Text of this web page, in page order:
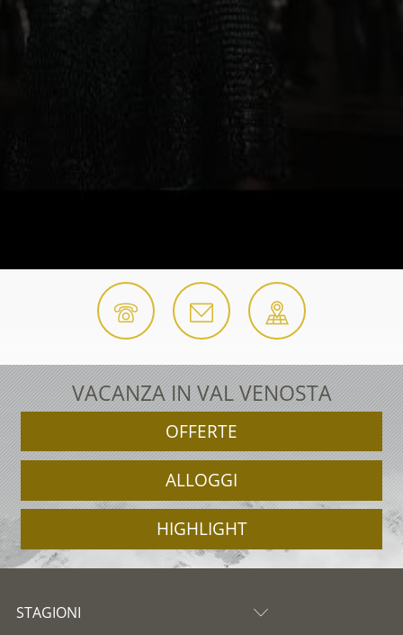
VACANZA IN VAL VENOSTA
OFFERTE
ALLOGGI
HIGHLIGHT
STAGIONI